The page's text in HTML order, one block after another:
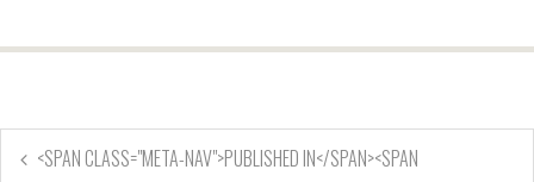
<SPAN CLASS="META-NAV">PUBLISHED IN</SPAN><SPAN